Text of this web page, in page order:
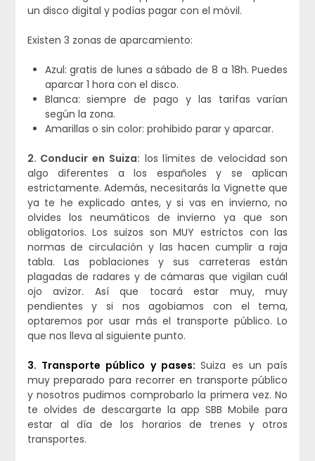
un disco digital y podías pagar con el móvil.
Existen 3 zonas de aparcamiento:
Azul: gratis de lunes a sábado de 8 a 18h. Puedes
aparcar 1 hora con el disco.
Blanca: siempre de pago y las tarifas varían
según la zona.
Amarillas o sin color: prohibido parar y aparcar.
2. Conducir en Suiza: los límites de velocidad son
algo diferentes a los españoles y se aplican
estrictamente. Además, necesitarás la Vignette que
ya te he explicado antes, y si vas en invierno, no
olvides los neumáticos de invierno ya que son
obligatorios. Los suizos son MUY estrictos con las
normas de circulación y las hacen cumplir a raja
tabla. Las poblaciones y sus carreteras están
plagadas de radares y de cámaras que vigilan cuál
ojo avizor. Así que tocará estar muy, muy
pendientes y si nos agobiamos con el tema,
optaremos por usar más el transporte público. Lo
que nos lleva al siguiente punto.
3. Transporte público y pases:Suiza es un país
muy preparado para recorrer en transporte público
y nosotros pudimos comprobarlo la primera vez. No
te olvides de descargarte la app SBB Mobile para
estar al día de los horarios de trenes y otros
transportes.